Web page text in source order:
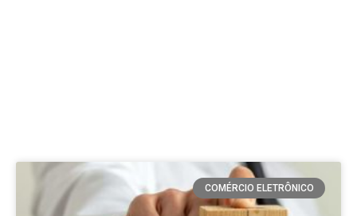
COMÉRCIO ELETRÔNICO